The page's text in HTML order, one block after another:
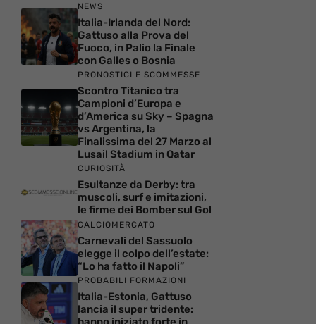
NEWS
Italia-Irlanda del Nord:
Gattuso alla Prova del
Fuoco, in Palio la Finale
con Galles o Bosnia
PRONOSTICI E SCOMMESSE
Scontro Titanico tra
Campioni d’Europa e
d’America su Sky – Spagna
vs Argentina, la
Finalissima del 27 Marzo al
Lusail Stadium in Qatar
CURIOSITÀ
Esultanze da Derby: tra
muscoli, surf e imitazioni,
le firme dei Bomber sul Gol
CALCIOMERCATO
Carnevali del Sassuolo
elegge il colpo dell’estate:
“Lo ha fatto il Napoli”
PROBABILI FORMAZIONI
Italia-Estonia, Gattuso
lancia il super tridente: